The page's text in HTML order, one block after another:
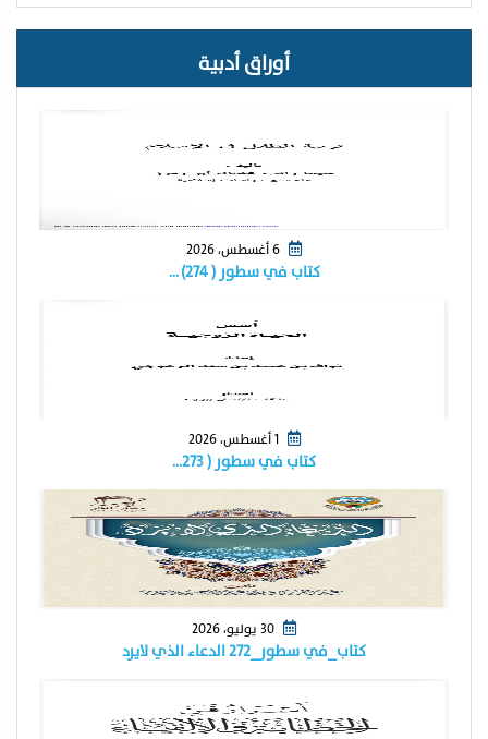
أوراق أدبية
كتاب في سطور ( ٢٧٤) …
1 أغسطس، 2026
كتاب في سطور ( ٢٧٣…
كتاب_في سطور_٢٧٢ الدعاء الذي لايرد